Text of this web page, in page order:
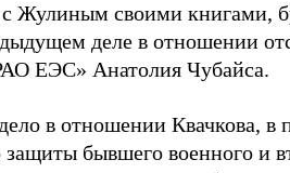
с Жулиным своими книгами,
деле в отношении
ЕЭС» Анатолия Чубайса.
в отношении Квачкова, в
защиты бывшего военного и